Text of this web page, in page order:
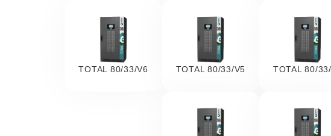
TOTAL 80/33/V6 TOTAL 80/33/V5 TOTAL 80/